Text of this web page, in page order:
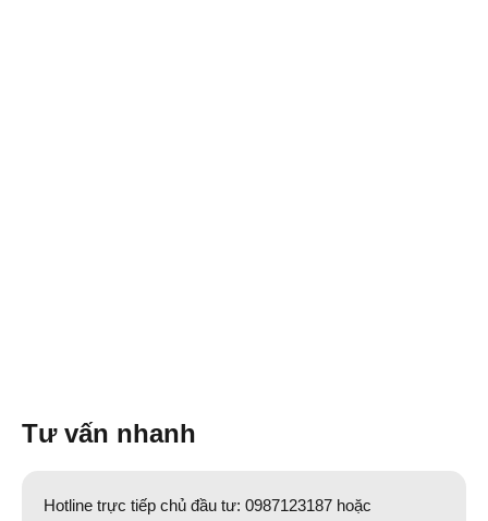
Tư vấn nhanh
Hotline trực tiếp chủ đầu tư: 0987123187 hoặc